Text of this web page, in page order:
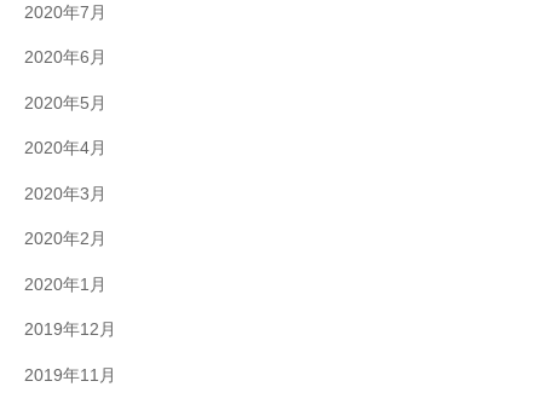
2020年7月
2020年6月
2020年5月
2020年4月
2020年3月
2020年2月
2020年1月
2019年12月
2019年11月